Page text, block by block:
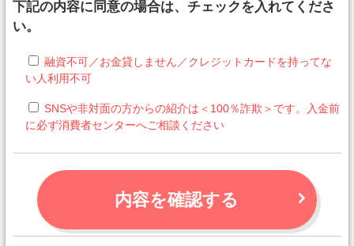
下記の内容に同意の場合は、チェックを入れてくださ
い。
融資不可／お金貸しません／クレジットカードを持ってな
い人利用不可
SNSや非対面の方からの紹介は＜100％詐欺＞です。入金前
に必ず消費者センターへご相談ください
内容を確認する